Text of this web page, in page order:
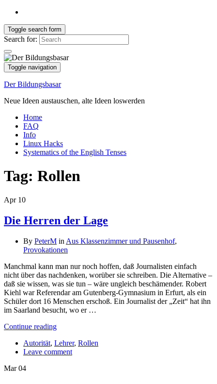
Toggle search form
Search for:
Toggle navigation
Der Bildungsbasar
Neue Ideen austauschen, alte Ideen loswerden
Home
FAQ
Info
Linux Hacks
Systematics of the English Tenses
Tag: Rollen
Apr 10
Die Herren der Lage
By PeterM in Aus Klassenzimmer und Pausenhof,
Provokationen
Manchmal kann man nur noch hoffen, daß Journalisten einfach
nicht über das nachdenken, worüber sie schreiben. Die Alternative –
daß sie wissen, was sie tun – wäre ungleich beschämender. Robert
Kiehl war Referendar am Gutenberg-Gymnasium in Erfurt, als ein
Schüler dort 16 Menschen erschoß. Ein Journalist der „Zeit“ hat ihn
im Saarland besucht, wo er …
Continue reading
Autorität, Lehrer, Rollen
Leave comment
Mar 04